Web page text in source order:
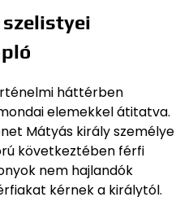
szelistyei
háttérben
elemekkel átitatva.
Mátyás király személye
következtében férfi
nem hajlandók
kérnek a királytól.